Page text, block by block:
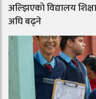
अल्झिएको विद्यालय
अघि बढ्ने